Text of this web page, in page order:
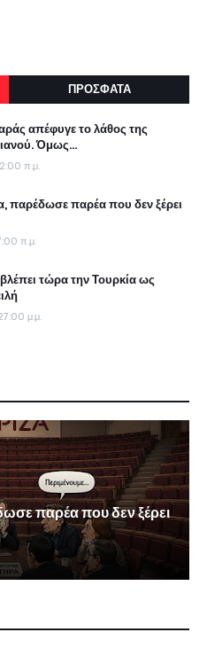
ΠΡΟΣΦΑΤΑ
απέφυγε το λάθος της
Όμως...
π.μ.
παρέδωσε παρέα που δεν ξέρει
π.μ.
βλέπει τώρα την Τουρκία ως
μ.μ.
παρέα που δεν ξέρει